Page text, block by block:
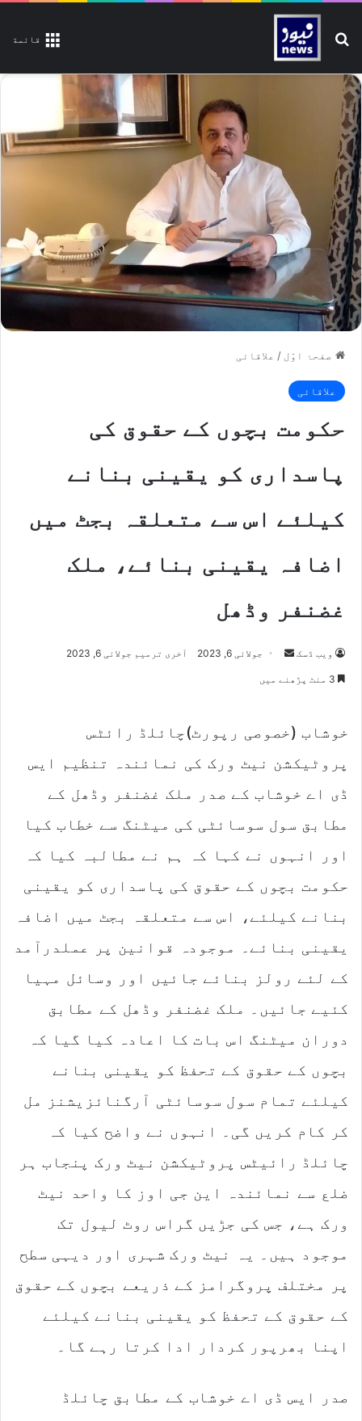
قائمة تلاش کیجیے
صفحۂ اوّل / علاقائی
علاقائی
حکومت بچوں کے حقوق کی
پاسداری کو یقینی بنانے
کیلئے اس سے متعلقہ بجٹ میں
اضافہ یقینی بنائے، ملک
غضنفر وڈھل
ویب ڈسک
Send جولائی 6, 2023 آخری ترمیم جولائی 6, 2023
خوشاب (خصوصی رپورٹ)چائلڈ رائٹس
پروٹیکشن نیٹ ورک کی نمائندہ تنظیم ایس
ڈی اے خوشاب کے صدر ملک غضنفر وڈھل کے
مطابق سول سوسائٹی کی میٹنگ سے خطاب کیا
اور انہوں نے کہا کہ ہم نے مطالبہ کیا کہ
حکومت بچوں کے حقوق کی پاسداری کو یقینی
بنانے کیلئے، اس سے متعلقہ بجٹ میں اضافہ
یقینی بنائے۔ موجودہ قوانین پر عملدرآمد
کے لئے رولز بنائے جائیں اور وسائل مہیا
کئیے جائیں۔ ملک غضنفر وڈھل کے مطابق
دوران میٹنگ اس بات کا اعادہ کیا گیا کہ
بچوں کے حقوق کے تحفظ کو یقینی بنانے
کیلئے تمام سول سوسائٹی آرگنائزیشنز مل
کر کام کریں گی۔ انہوں نے واضح کیا کہ
چائلڈ رائیٹس پروٹیکشن نیٹ ورک پنجاب ہر
ضلع سے نمائندہ این جی اوز کا واحد نیٹ
ورک ہے، جس کی جڑیں گراس روٹ لیول تک
موجود ہیں۔ یہ نیٹ ورک شہری اور دیہی سطح
پر مختلف پروگرامز کے ذریعے بچوں کے حقوق
کے حقوق کے تحفظ کو یقینی بنانے کیلئے
اپنا بھرپور کردار ادا کرتا رہے گا۔
صدر ایس ڈی اے خوشاب کے مطابق چائلڈ